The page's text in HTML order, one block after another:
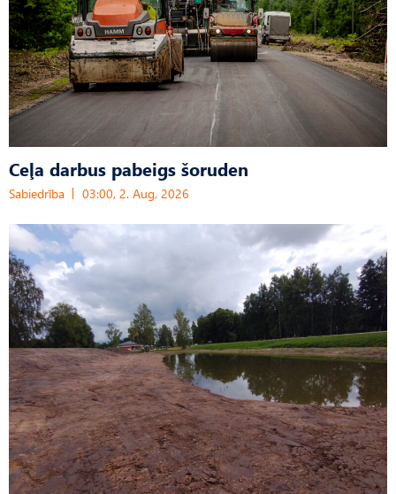
Ceļa darbus pabeigs šoruden
Sabiedrība 03:00, 2. Aug, 2026